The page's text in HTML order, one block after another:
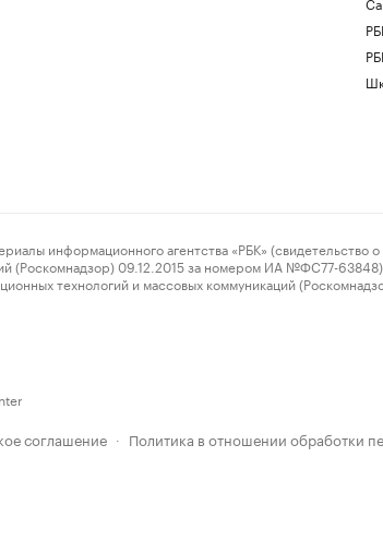
агентства «РБК» (свидетельство о
09.12.2015 за номером ИА №ФС77-63848)
технологий и массовых коммуникаций
соглашение · Политика в отношении обработки